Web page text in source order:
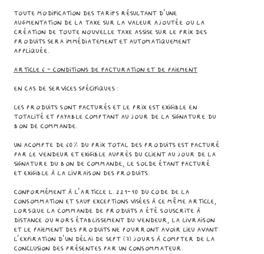
Toute modification des tarifs résultant d’une
augmentation de la taxe sur la valeur ajoutée ou la
création de toute nouvelle taxe assise sur le prix des
Produits sera immédiatement et automatiquement
appliquée.
Article 6 - CONDITIONS DE FACTURATION ET DE PAIEMENT
En cas de services spécifiques :
Les Produits sont facturés et le prix est exigible en
totalité et payable comptant au jour de la signature du
bon de commande.
Un acompte de 60% du prix total des Produits est facturé
par le Vendeur et exigible auprès du Client au jour de la
signature du bon de commande, le solde étant facturé
et exigible à la livraison des Produits.
Conformément à l’article L. 221-10 du Code de la
Consommation et sauf exceptions visées à ce même article,
lorsque la commande de Produits a été souscrite à
distance ou hors établissement du Vendeur, la livraison
et le paiement des Produits ne pourront avoir lieu avant
l’expiration d’un délai de sept (7) jours à compter de la
conclusion des présentes par un consommateur.